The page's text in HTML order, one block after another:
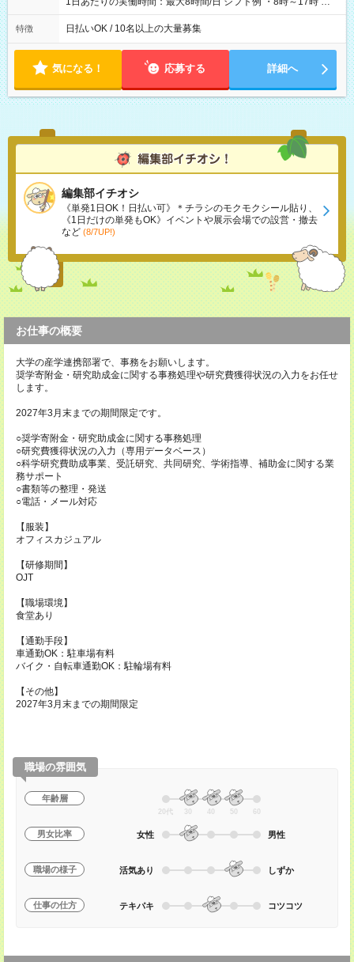
12時～21時
特徴 日払いOK / 10名以上の大量募集
気になる！ 応募する 詳細へ
編集部イチオシ
《単発1日OK！日払い可》＊チラシのモクモクシール貼り、
《1日だけの単発もOK》イベントや展示会場での設営・撤去
など (8/7UP!)
お仕事の概要
大学の産学連携部署で、事務をお願いします。
奨学寄附金・研究助成金に関する事務処理や研究費獲得状況の入力をお任せ
します。
2027年3月末までの期間限定です。
○奨学寄附金・研究助成金に関する事務処理
○研究費獲得状況の入力（専用データベース）
○科学研究費助成事業、受託研究、共同研究、学術指導、補助金に関する業
務サポート
○書類等の整理・発送
○電話・メール対応
【服装】
オフィスカジュアル
【研修期間】
OJT
【職場環境】
食堂あり
【通勤手段】
車通勤OK：駐車場有料
バイク・自転車通勤OK：駐輪場有料
【その他】
2027年3月末までの期間限定
職場の雰囲気
年齢層
20代 30 40 50 60
男女比率 女性 男性
職場の様子 活気あり しずか
仕事の仕方 テキパキ コツコツ